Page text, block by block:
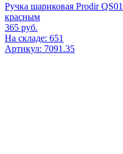
Ручка шариковая Prodir
красным
365 руб.
На складе: 651
Артикул: 7091.35